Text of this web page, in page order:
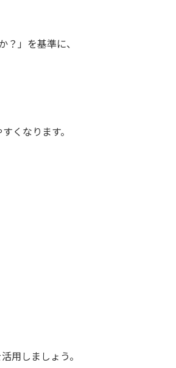
」を基準に、
くなります。
用しましょう。